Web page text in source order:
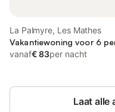
La Palmyre, Les Mathes
Vakantiewoning voor 6
vanaf€ 83per nacht
Laat alle